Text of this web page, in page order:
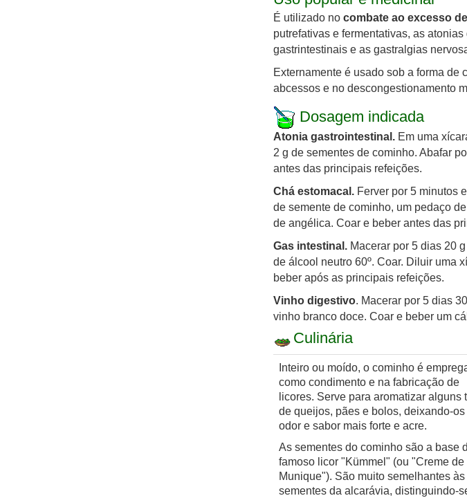
É utilizado no combate ao excesso
putrefativas e fermentativas, as
gastrintestinais e as gastralgias
Externamente é usado sob a forma
abcessos e no descongestionamento
Dosagem indicada
Atonia gastrointestinal. Em uma
2 g de sementes de cominho. Abafar
antes das principais refeições.
Chá estomacal.Ferver por 5 minutos
de semente de cominho, um pedaço
de angélica. Coar e beber antes das
Gas intestinal.Macerar por 5 dias 20
de álcool neutro 60º. Coar. Diluir uma
beber após as principais refeições.
Vinho digestivo. Macerar por 5 dias
vinho branco doce. Coar e beber um
Culinária
Inteiro ou moído, o cominho é
como condimento e na fabricação de
licores. Serve para aromatizar alguns
de queijos, pães e bolos, deixando-os
odor e sabor mais forte e acre.
As sementes do cominho são a base
famoso licor "Kümmel" (ou "Creme de
Munique"). São muito semelhantes às
sementes da alcarávia, distinguindo-